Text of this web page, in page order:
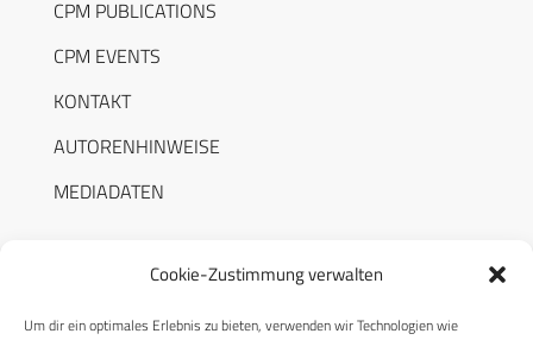
Cookie-Zustimmung verwalten
Um dir ein optimales Erlebnis zu bieten, verwenden wir Technologien wie
CPM PUBLICATIONS
CPM EVENTS
KONTAKT
AUTORENHINWEISE
MEDIADATEN